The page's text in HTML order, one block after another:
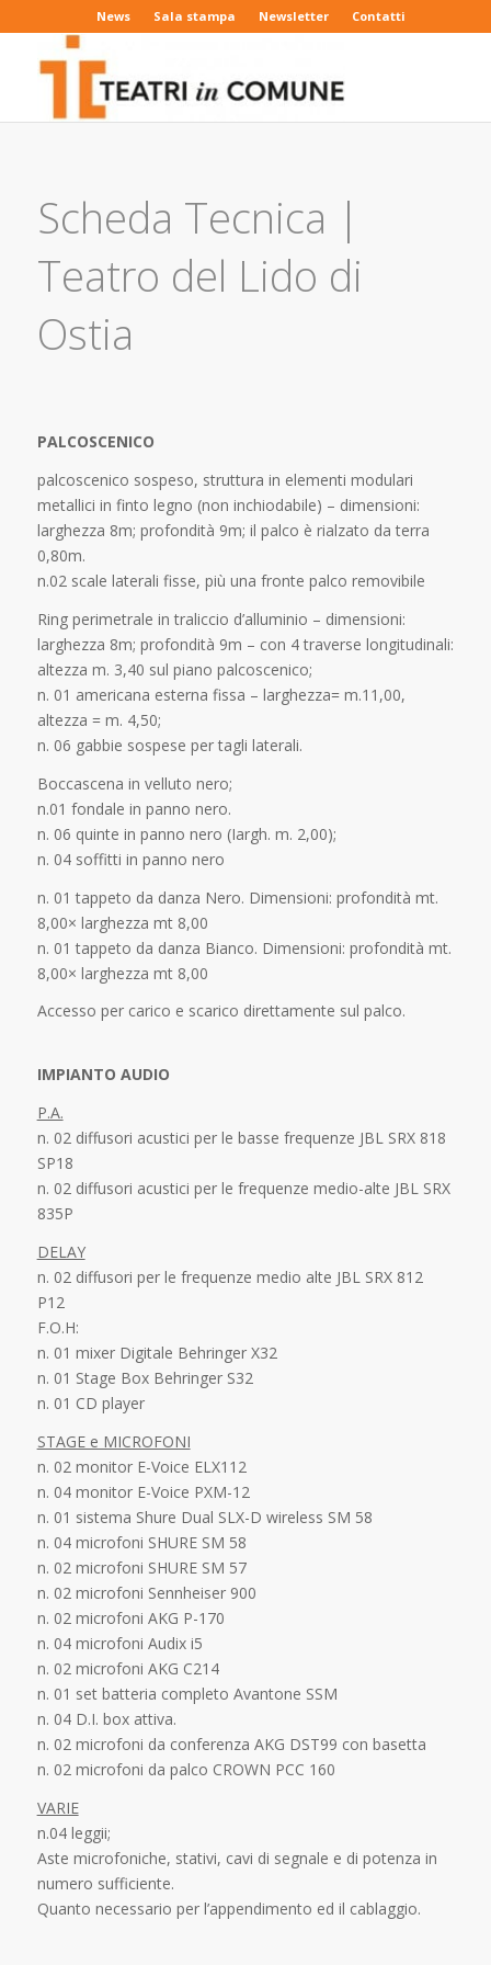
News Sala stampa Newsletter Contatti
Scheda Tecnica |
Teatro del Lido di
Ostia
PALCOSCENICO
palcoscenico sospeso, struttura in elementi modulari
metallici in finto legno (non inchiodabile) – dimensioni:
larghezza 8m; profondità 9m; il palco è rialzato da terra
0,80m.
n.02 scale laterali fisse, più una fronte palco removibile
Ring perimetrale in traliccio d’alluminio – dimensioni:
larghezza 8m; profondità 9m – con 4 traverse longitudinali:
altezza m. 3,40 sul piano palcoscenico;
n. 01 americana esterna fissa – larghezza= m.11,00,
altezza = m. 4,50;
n. 06 gabbie sospese per tagli laterali.
Boccascena in velluto nero;
n.01 fondale in panno nero.
n. 06 quinte in panno nero (Iargh. m. 2,00);
n. 04 soffitti in panno nero
n. 01 tappeto da danza Nero. Dimensioni: profondità mt.
8,00× larghezza mt 8,00
n. 01 tappeto da danza Bianco. Dimensioni: profondità mt.
8,00× larghezza mt 8,00
Accesso per carico e scarico direttamente sul palco.
IMPIANTO AUDIO
P.A.
n. 02 diffusori acustici per le basse frequenze JBL SRX 818
SP18
n. 02 diffusori acustici per le frequenze medio-alte JBL SRX
835P
DELAY
n. 02 diffusori per le frequenze medio alte JBL SRX 812
P12
F.O.H:
n. 01 mixer Digitale Behringer X32
n. 01 Stage Box Behringer S32
n. 01 CD player
STAGE e MICROFONI
n. 02 monitor E-Voice ELX112
n. 04 monitor E-Voice PXM-12
n. 01 sistema Shure Dual SLX-D wireless SM 58
n. 04 microfoni SHURE SM 58
n. 02 microfoni SHURE SM 57
n. 02 microfoni Sennheiser 900
n. 02 microfoni AKG P-170
n. 04 microfoni Audix i5
n. 02 microfoni AKG C214
n. 01 set batteria completo Avantone SSM
n. 04 D.I. box attiva.
n. 02 microfoni da conferenza AKG DST99 con basetta
n. 02 microfoni da palco CROWN PCC 160
VARIE
n.04 leggii;
Aste microfoniche, stativi, cavi di segnale e di potenza in
numero sufficiente.
Quanto necessario per l’appendimento ed il cablaggio.